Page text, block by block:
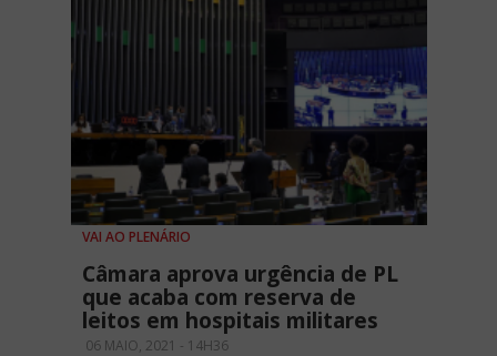
VAI AO PLENÁRIO
Câmara aprova urgência de PL
que acaba com reserva de
leitos em hospitais militares
06 MAIO, 2021 - 14H36